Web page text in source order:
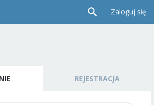
Zaloguj się
REJESTRACJA